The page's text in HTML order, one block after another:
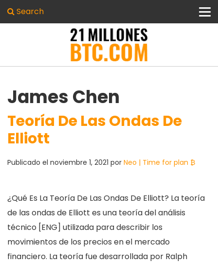
Search
James Chen
Teoría De Las Ondas De
Elliott
Publicado el noviembre 1, 2021 por Neo | Time for plan ₿
¿Qué Es La Teoría De Las Ondas De Elliott? La teoría
de las ondas de Elliott es una teoría del análisis
técnico [ENG] utilizada para describir los
movimientos de los precios en el mercado
financiero. La teoría fue desarrollada por Ralph